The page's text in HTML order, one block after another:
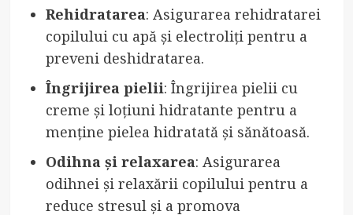
Rehidratarea: Asigurarea rehidratarei
copilului cu apă și electroliți pentru a
preveni deshidratarea.
Îngrijirea pielii: Îngrijirea pielii cu
creme și loțiuni hidratante pentru a
menține pielea hidratată și sănătoasă.
Odihna și relaxarea: Asigurarea
odihnei și relaxării copilului pentru a
reduce stresul și a promova